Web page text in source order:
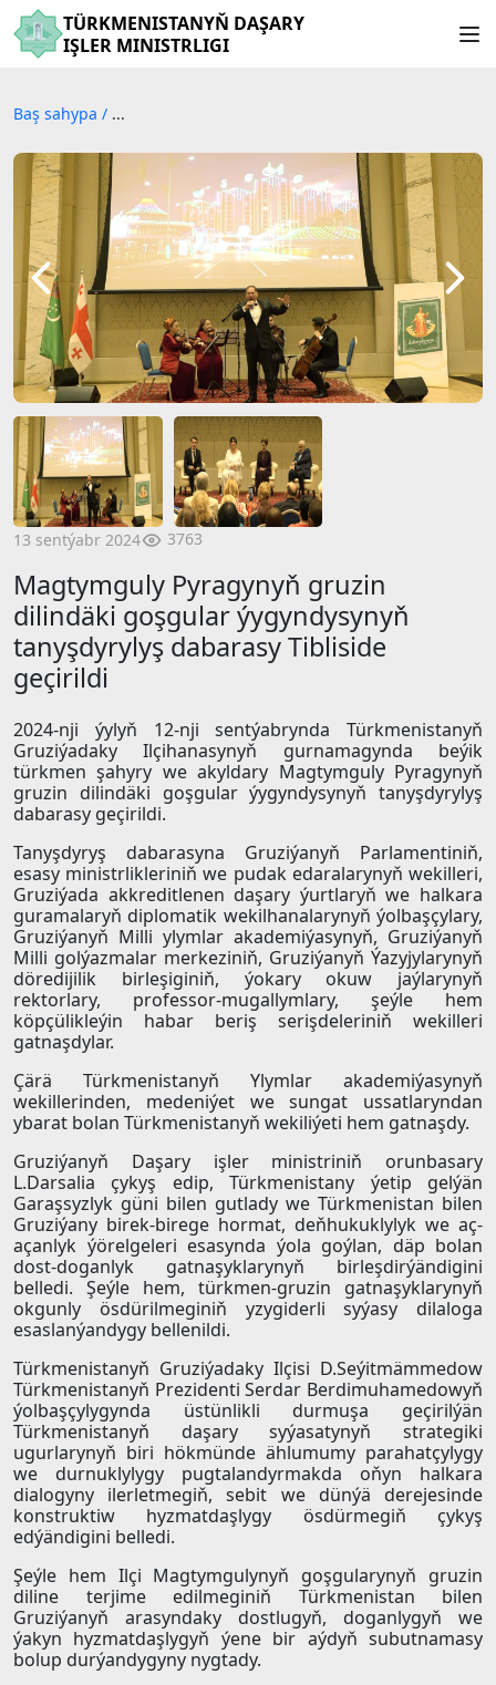
TÜRKMENISTANYŇ DAŞARY
IŞLER MINISTRLIGI
Baş sahypa / ...
13 sentýabr 2024 3763
Magtymguly Pyragynyň gruzin
dilindäki goşgular ýygyndysynyň
tanyşdyrylyş dabarasy Tibliside
geçirildi
2024-nji ýylyň 12-nji sentýabrynda Türkmenistanyň
Gruziýadaky Ilçihanasynyň gurnamagynda beýik
türkmen şahyry we akyldary Magtymguly Pyragynyň
gruzin dilindäki goşgular ýygyndysynyň tanyşdyrylyş
dabarasy geçirildi.
Tanyşdyryş dabarasyna Gruziýanyň Parlamentiniň,
esasy ministrlikleriniň we pudak edaralarynyň wekilleri,
Gruziýada akkreditlenen daşary ýurtlaryň we halkara
guramalaryň diplomatik wekilhanalarynyň ýolbaşçylary,
Gruziýanyň Milli ylymlar akademiýasynyň, Gruziýanyň
Milli golýazmalar merkeziniň, Gruziýanyň Ýazyjylarynyň
döredijilik birleşiginiň, ýokary okuw jaýlarynyň
rektorlary, professor-mugallymlary, şeýle hem
köpçülikleýin habar beriş serişdeleriniň wekilleri
gatnaşdylar.
Çärä Türkmenistanyň Ylymlar akademiýasynyň
wekillerinden, medeniýet we sungat ussatlaryndan
ybarat bolan Türkmenistanyň wekiliýeti hem gatnaşdy.
Gruziýanyň Daşary işler ministriniň orunbasary
L.Darsalia çykyş edip, Türkmenistany ýetip gelýän
Garaşsyzlyk güni bilen gutlady we Türkmenistan bilen
Gruziýany birek-birege hormat, deňhukuklylyk we aç-
açanlyk ýörelgeleri esasynda ýola goýlan, däp bolan
dost-doganlyk gatnaşyklarynyň birleşdirýändigini
belledi. Şeýle hem, türkmen-gruzin gatnaşyklarynyň
okgunly ösdürilmeginiň yzygiderli syýasy dilaloga
esaslanýandygy bellenildi.
Türkmenistanyň Gruziýadaky Ilçisi D.Seýitmämmedow
Türkmenistanyň Prezidenti Serdar Berdimuhamedowyň
ýolbaşçylygynda üstünlikli durmuşa geçirilýän
Türkmenistanyň daşary syýasatynyň strategiki
ugurlarynyň biri hökmünde ählumumy parahatçylygy
we durnuklylygy pugtalandyrmakda oňyn halkara
dialogyny ilerletmegiň, sebit we dünýä derejesinde
konstruktiw hyzmatdaşlygy ösdürmegiň çykyş
edýändigini belledi.
Şeýle hem Ilçi Magtymgulynyň goşgularynyň gruzin
diline terjime edilmeginiň Türkmenistan bilen
Gruziýanyň arasyndaky dostlugyň, doganlygyň we
ýakyn hyzmatdaşlygyň ýene bir aýdyň subutnamasy
bolup durýandygyny nygtady.